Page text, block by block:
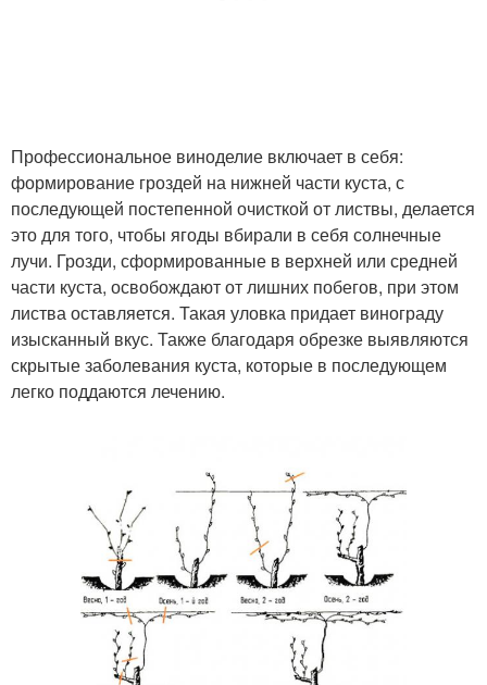
Профессиональное виноделие включает в себя:
формирование гроздей на нижней части куста, с
последующей постепенной очисткой от листвы, делается
это для того, чтобы ягоды вбирали в себя солнечные
лучи. Грозди, сформированные в верхней или средней
части куста, освобождают от лишних побегов, при этом
листва оставляется. Такая уловка придает винограду
изысканный вкус. Также благодаря обрезке выявляются
скрытые заболевания куста, которые в последующем
легко поддаются лечению.